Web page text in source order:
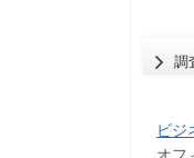
調
ビジ